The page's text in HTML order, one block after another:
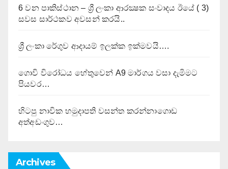
6 වන පාකිස්ථාන – ශ්‍රී ලංකා ආරක්‍ෂක සංවාදය ඊයේ ( 3)
සවස සාර්ථකව අවසන් කරයි..
ශ්‍රී ලංකා රේගුව ආදායම් ඉලක්ක ඉක්මවයි….
ගොවි විරෝධය හේතුවෙන් A9 මාර්ගය වසා දැමිමට
පියවර…
හිටපු නාවික හමුදාපති වසන්ත කරන්නාගොඩ
අත්අඩංගුව…
Archives